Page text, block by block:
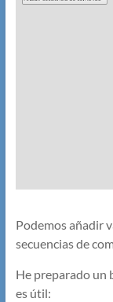
Podemos añadir
secuencias de
He preparado un
es útil: